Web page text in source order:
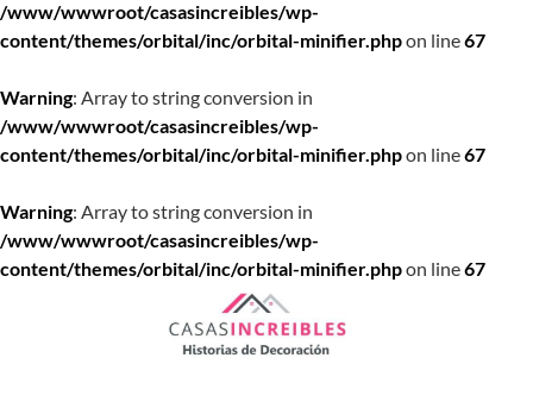
/www/wwwroot/casasincreibles/wp-
content/themes/orbital/inc/orbital-minifier.phpon line67
Warning: Array to string conversion in
/www/wwwroot/casasincreibles/wp-
content/themes/orbital/inc/orbital-minifier.phpon line67
Warning: Array to string conversion in
/www/wwwroot/casasincreibles/wp-
content/themes/orbital/inc/orbital-minifier.phpon line67